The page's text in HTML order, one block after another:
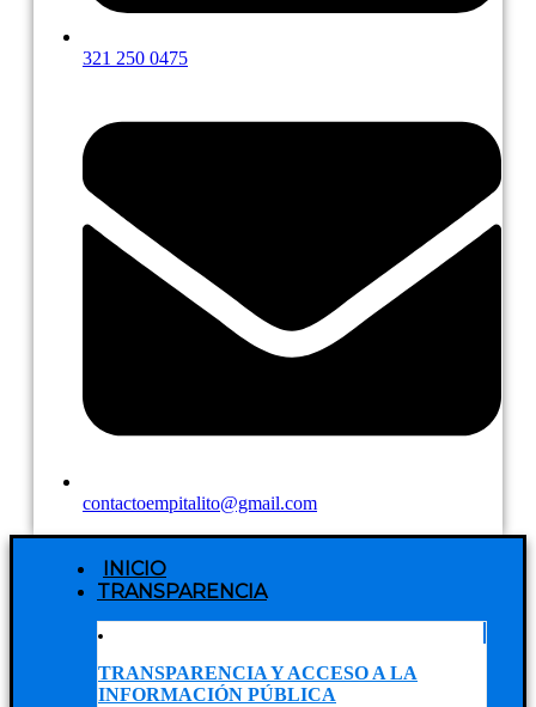
321 250 0475
contactoempitalito@gmail.com
INICIO
TRANSPARENCIA
TRANSPARENCIA Y ACCESO A LA
INFORMACIÓN PÚBLICA